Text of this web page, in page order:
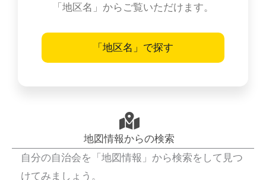
「地区名」からご覧いただけます。
「地区名」で探す
地図情報からの検索
自分の自治会を「地図情報」から検索をして見つ
けてみましょう。